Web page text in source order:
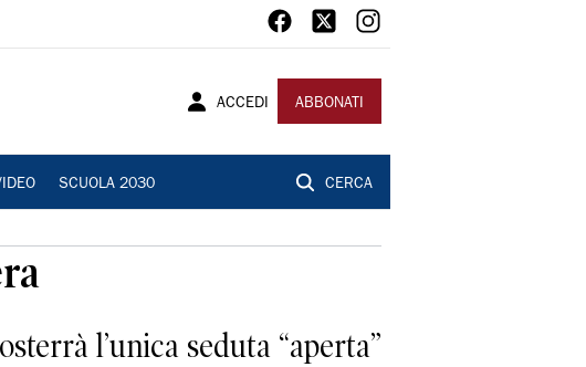
ACCEDI ABBONATI
SCUOLA 2030 CERCA
l’unica seduta “aperta”